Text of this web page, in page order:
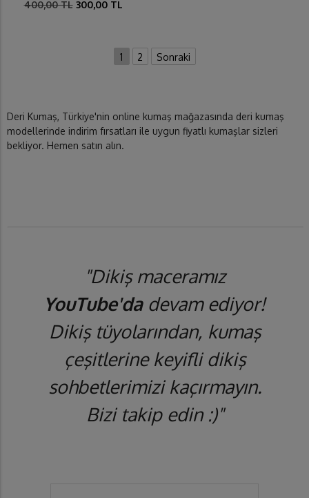
400,00 TL 300,00 TL
1 2 Sonraki
Deri Kumaş, Türkiye'nin online kumaş mağazasında deri kumaş
modellerinde indirim fırsatları ile uygun fiyatlı kumaşlar sizleri
bekliyor. Hemen satın alın.
"Dikiş maceramız
YouTube'dadevam ediyor!
Dikiş tüyolarından, kumaş
çeşitlerine keyifli dikiş
sohbetlerimizi kaçırmayın.
Bizi takip edin :)"